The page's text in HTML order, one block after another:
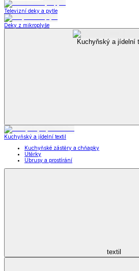
Televizní deky a pytle
Deky z mikroplyše
Kuchyňský a jídelní
Kuchyňský a jídelní textil
Kuchyňské zástěry a chňapky
Utěrky
Ubrusy a prostírání
textil